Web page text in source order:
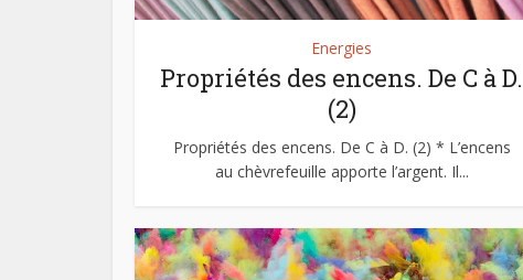
Energies
Propriétés des encens. De C à D.
(2)
Propriétés des encens. De C à D. (2) * L’encens
au chèvrefeuille apporte l’argent. Il...